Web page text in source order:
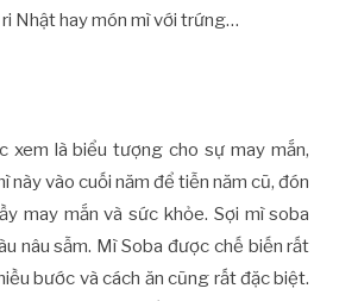
ri Nhật hay món mì với trứng…
xem là biểu tượng cho sự may mắn,
này vào cuối năm để tiễn năm cũ, đón
may mắn và sức khỏe. Sợi mì soba
nâu sẫm. Mì Soba được chế biến rất
bước và cách ăn cũng rất đặc biệt.